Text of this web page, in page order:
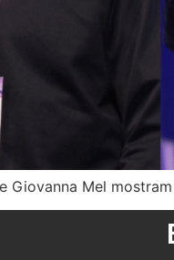
Giovanna Mel